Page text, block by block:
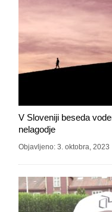
V Sloveniji beseda
nelagodje
Objavljeno: 3. oktobra, 2023